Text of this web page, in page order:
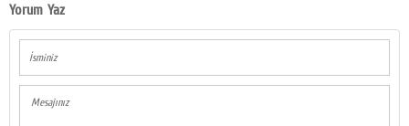
Yorum Yaz